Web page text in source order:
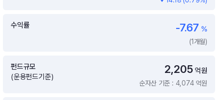
수익률 -7.67 %
(1개월)
펀드규모
(운용펀드기준)
2,205 억원
순자산 기준 : 4,074 억원
월배당 · 모으기 · 포트래빗 관리
월배당 포트
포트래빗 관리
미국 ETF 검색
ETF 비교
ETF트렌드 ETF 랭킹 · ETF 찾기 · 종목찾기